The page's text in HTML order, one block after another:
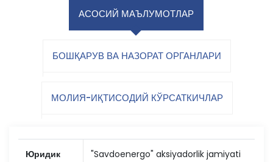
АСОСИЙ МАЪЛУМОТЛАР
БОШҚАРУВ ВА НАЗОРАТ ОРГАНЛАРИ
МОЛИЯ-ИҚТИСОДИЙ КЎРСАТКИЧЛАР
Юридик
"Savdoenergo" aksiyadorlik jamiyati